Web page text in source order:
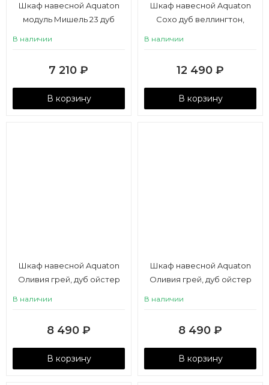
Шкаф навесной Aquaton
модуль Мишель 23 дуб
В наличии
7 210 ₽
В корзину
Шкаф навесной Aquaton
Сохо дуб веллингтон,
В наличии
12 490 ₽
В корзину
Шкаф навесной Aquaton
Оливия грей, дуб ойстер
В наличии
8 490 ₽
В корзину
Шкаф навесной Aquaton
Оливия грей, дуб ойстер
В наличии
8 490 ₽
В корзину